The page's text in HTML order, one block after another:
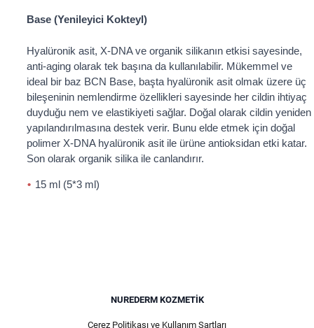
Base (Yenileyici Kokteyl)
Hyalüronik asit, X-DNA ve organik silikanın etkisi sayesinde,
anti-aging olarak tek başına da kullanılabilir. Mükemmel ve
ideal bir baz BCN Base, başta hyalüronik asit olmak üzere üç
bileşeninin nemlendirme özellikleri sayesinde her cildin ihtiyaç
duyduğu nem ve elastikiyeti sağlar. Doğal olarak cildin yeniden
yapılandırılmasına destek verir. Bunu elde etmek için doğal
polimer X-DNA hyalüronik asit ile ürüne antioksidan etki katar.
Son olarak organik silika ile canlandırır.
15 ml (5*3 ml)
NUREDERM KOZMETIK
Çerez Politikası ve Kullanım Şartları